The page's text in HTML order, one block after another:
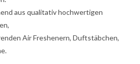
aus qualitativ hochwertigen
Air Freshenern, Duftstäbchen,